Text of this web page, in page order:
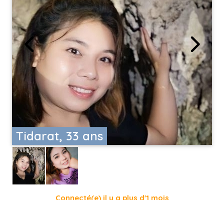
Tidarat, 33 ans
Connecté(e) il y a plus d'1 mois